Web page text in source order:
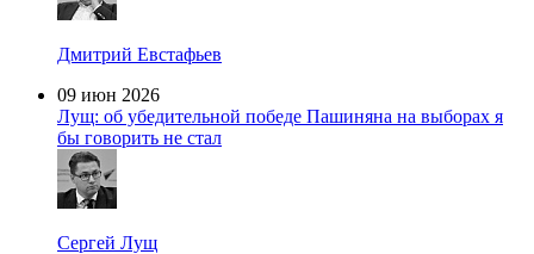
Дмитрий Евстафьев
09 июн 2026
Лущ: об убедительной победе Пашиняна на выборах я
бы говорить не стал
Сергей Лущ